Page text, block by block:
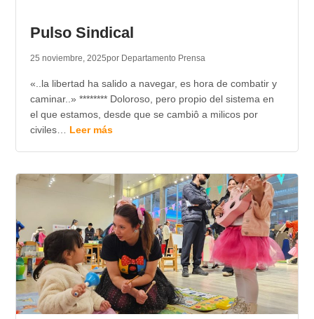
Pulso Sindical
25 noviembre, 2025por Departamento Prensa
«..la libertad ha salido a navegar, es hora de combatir y
caminar..» ******** Doloroso, pero propio del sistema en
el que estamos, desde que se cambiô a milicos por
civiles… Leer más